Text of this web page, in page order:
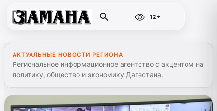
12+
АКТУАЛЬНЫЕ НОВОСТИ РЕГИОНА
Региональное информационное агентство с акцентом на
политику, общество и экономику Дагестана.